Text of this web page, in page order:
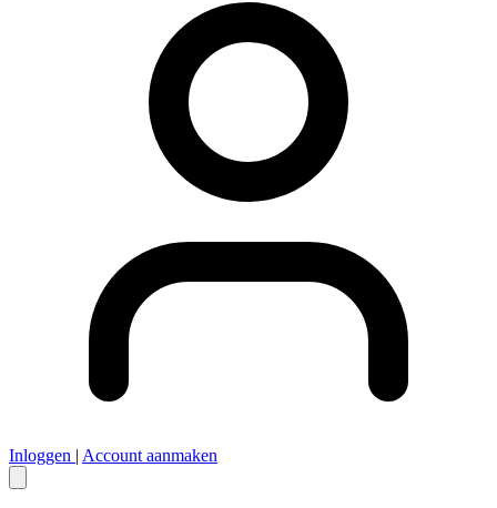
Inloggen | Account aanmaken